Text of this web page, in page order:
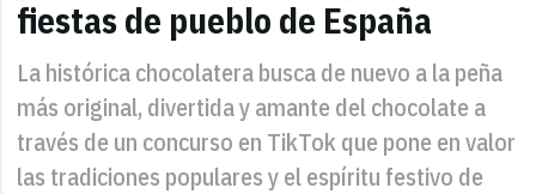
fiestas de pueblo de España
La histórica chocolatera busca de nuevo a la peña
más original, divertida y amante del chocolate a
través de un concurso en TikTok que pone en valor
las tradiciones populares y el espíritu festivo de